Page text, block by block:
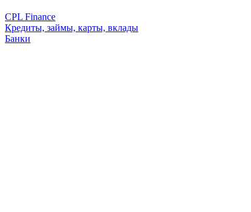
CPL Finance
Кредиты, займы, карты, вклады
Банки